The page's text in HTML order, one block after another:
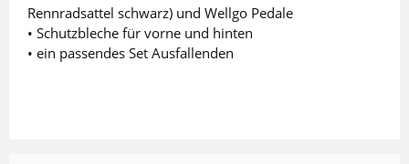
Rennradsattel schwarz) und Wellgo Pedale
• Schutzbleche für vorne und hinten
• ein passendes Set Ausfallenden